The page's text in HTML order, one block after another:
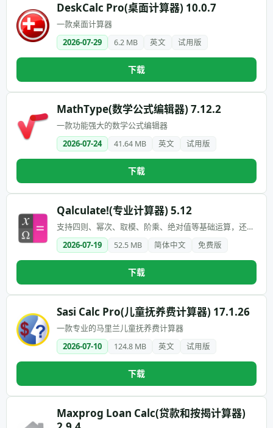
DeskCalc Pro(桌面计算器) 10.0.7
一款桌面计算器
2026-07-29
6.2 MB 英文 试用版
下载
MathType(数学公式编辑器) 7.12.2
一款功能强大的数学公式编辑器
2026-07-24
41.64 MB 英文 试用版
下载
Qalculate!(专业计算器) 5.12
支持四则、幂次、取模、阶乘、绝对值等基础运算，还支
持二进制、八进制、十进制等
2026-07-19 52.5 MB 简体中文 免费版
下载
Sasi Calc Pro(儿童抚养费计算器) 17.1.26
一款专业的马里兰儿童抚养费计算器
2026-07-10
124.8 MB 英文 试用版
下载
Maxprog Loan Calc(贷款和按揭计算器)